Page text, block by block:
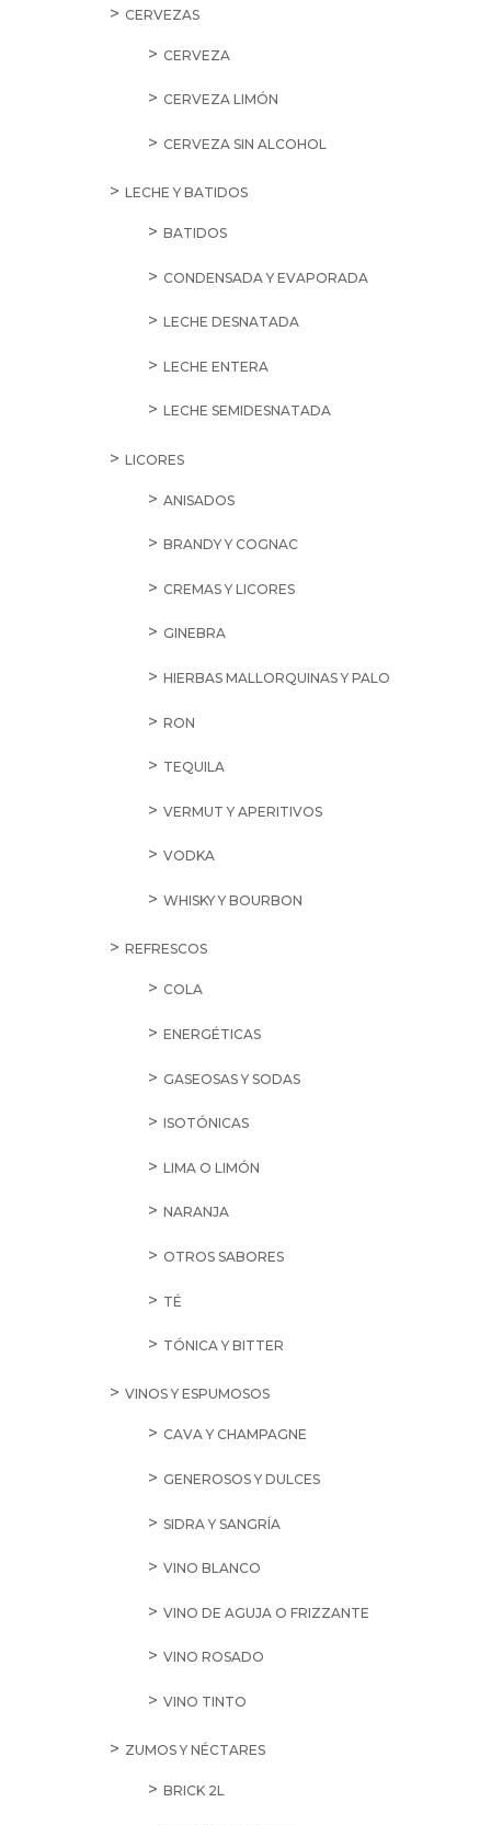
CERVEZAS
CERVEZA
CERVEZA LIMÓN
CERVEZA SIN ALCOHOL
LECHE Y BATIDOS
BATIDOS
CONDENSADA Y EVAPORADA
LECHE DESNATADA
LECHE ENTERA
LECHE SEMIDESNATADA
LICORES
ANISADOS
BRANDY Y COGNAC
CREMAS Y LICORES
GINEBRA
HIERBAS MALLORQUINAS Y PALO
RON
TEQUILA
VERMUT Y APERITIVOS
VODKA
WHISKY Y BOURBON
REFRESCOS
COLA
ENERGÉTICAS
GASEOSAS Y SODAS
ISOTÓNICAS
LIMA O LIMÓN
NARANJA
OTROS SABORES
TÉ
TÓNICA Y BITTER
VINOS Y ESPUMOSOS
CAVA Y CHAMPAGNE
GENEROSOS Y DULCES
SIDRA Y SANGRÍA
VINO BLANCO
VINO DE AGUJA O FRIZZANTE
VINO ROSADO
VINO TINTO
ZUMOS Y NÉCTARES
BRICK 2L